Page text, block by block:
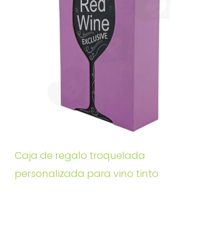
Caja de regalo troquelada
personalizada para vino tinto